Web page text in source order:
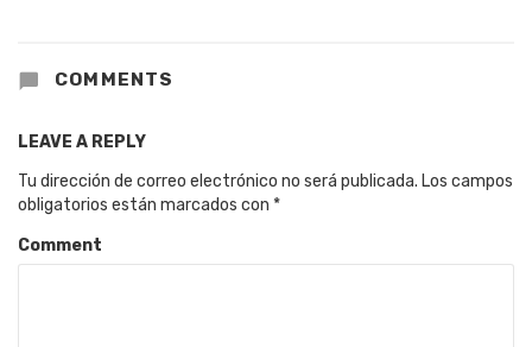
COMMENTS
LEAVE A REPLY
Tu dirección de correo electrónico no será publicada. Los campos
obligatorios están marcados con *
Comment